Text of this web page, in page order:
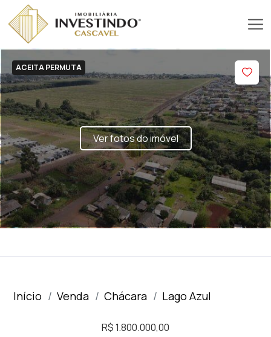
ACEITA PERMUTA
Ver fotos do imóvel
Início Venda Chácara Lago Azul
R$ 1.800.000,00